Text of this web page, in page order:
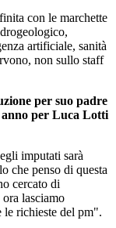
con le marchette
artificiale, sanità
non sullo staff
per suo padre
anno per Luca Lotti
imputati sarà
che penso di questa
cercato di
lasciamo
le richieste del pm".